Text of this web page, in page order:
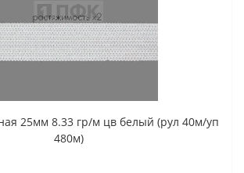
25мм 8.33 гр/м цв белый (рул 40м/уп
480м)